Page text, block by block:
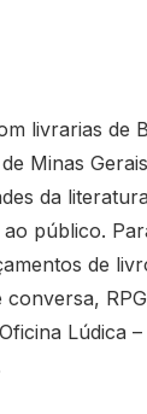
livrarias de
Minas
da
público.
de
Lúdica